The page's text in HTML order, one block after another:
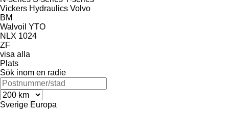
Vickers Hydraulics Volvo
BM
Walvoil YTO
NLX 1024
ZF
visa alla
Plats
Sök inom en radie
Sverige Europa